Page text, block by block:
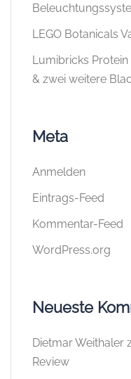
LEGO Botanicals
Lumibricks Protein
& zwei weitere
Meta
Anmelden
Eintrags-Feed
Kommentar-Feed
WordPress.org
Neueste
Dietmar Weithaler
Review